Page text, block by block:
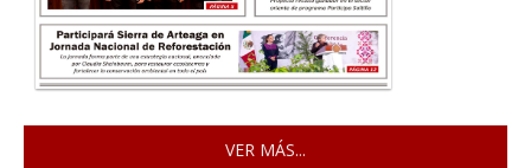
VER MÁS...